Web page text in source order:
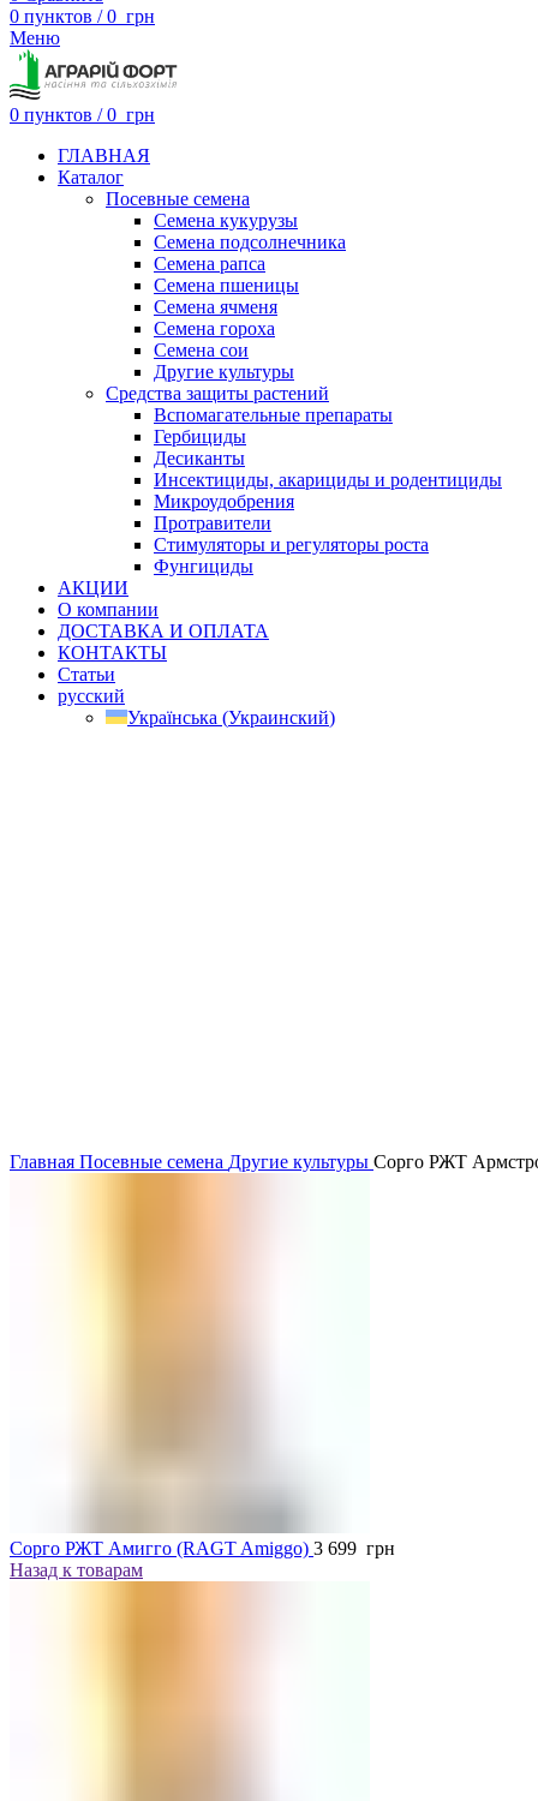
0 пунктов / 0 грн
Меню
0 пунктов / 0 грн
ГЛАВНАЯ
Каталог
Посевные семена
Семена кукурузы
Семена подсолнечника
Семена рапса
Семена пшеницы
Семена ячменя
Семена гороха
Семена сои
Другие культуры
Средства защиты растений
Вспомагательные препараты
Гербициды
Десиканты
Инсектициды, акарициды и родентициды
Микроудобрения
Протравители
Стимуляторы и регуляторы роста
Фунгициды
АКЦИИ
О компании
ДОСТАВКА И ОПЛАТА
КОНТАКТЫ
Статьи
русский
Українська (Украинский)
Главная Посевные семена Другие культуры Сорго РЖТ
Сорго РЖТ Амигго (RAGT Amiggo) 3 699 грн
Назад к товарам